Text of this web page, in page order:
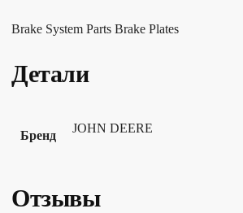
Brake System Parts Brake Plates
Детали
Бренд
JOHN DEERE
Отзывы